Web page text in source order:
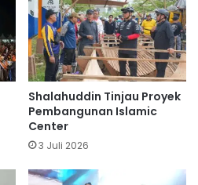
Shalahuddin Tinjau Proyek
Pembangunan Islamic
Center
3 Juli 2026